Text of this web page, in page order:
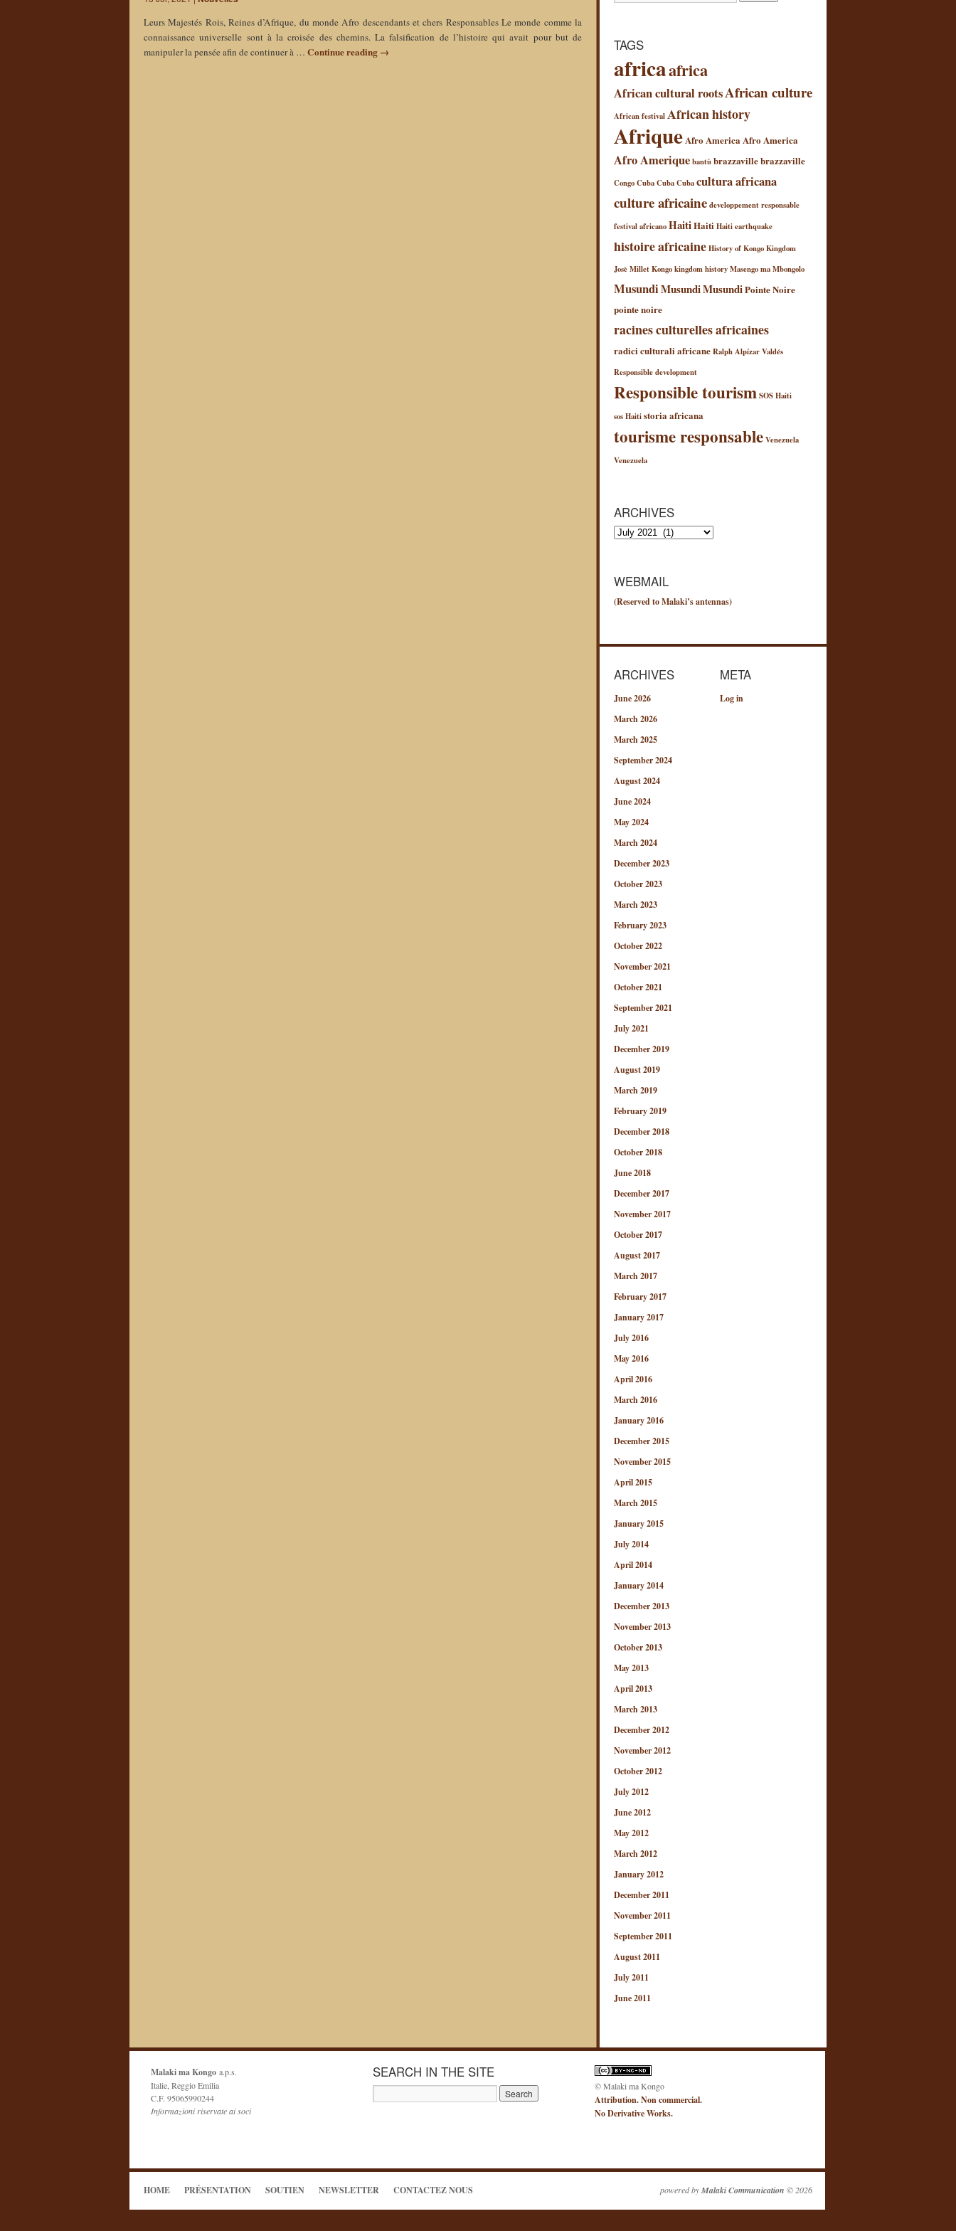
Leurs Majestés Rois, Reines d’Afrique, du monde Afro descendants et chers Responsables Le monde comme la
connaissance universelle sont à la croisée des chemins. La falsification de l’histoire qui avait pour but de
manipuler la pensée afin de continuer à … Continue reading → TAGS
africaafrica
African cultural rootsAfrican culture
African festivalAfrican history
AfriqueAfro AmericaAfro America
Afro Ameriquebantùbrazzavillebrazzaville
CongoCubaCubaCubacultura africana
culture africainedeveloppement responsable
festival africanoHaitiHaitiHaiti earthquake
histoire africaineHistory of Kongo Kingdom
Josè MilletKongo kingdom historyMasengo ma Mbongolo
MusundiMusundiMusundiPointe Noire
pointe noire
racines culturelles africaines
radici culturali africaneRalph Alpízar Valdés
Responsible development
Responsible tourismSOS Haiti
sos Haitistoria africana
tourisme responsableVenezuela
Venezuela
ARCHIVES
Archives
WEBMAIL
(Reserved to Malaki’s antennas)
ARCHIVES
June 2026
March 2026
March 2025
September 2024
August 2024
June 2024
May 2024
March 2024
December 2023
October 2023
March 2023
February 2023
October 2022
November 2021
October 2021
September 2021
July 2021
December 2019
August 2019
March 2019
February 2019
December 2018
October 2018
June 2018
December 2017
November 2017
October 2017
August 2017
March 2017
February 2017
January 2017
July 2016
May 2016
April 2016
March 2016
January 2016
December 2015
November 2015
April 2015
March 2015
January 2015
July 2014
April 2014
January 2014
December 2013
November 2013
October 2013
May 2013
April 2013
March 2013
December 2012
November 2012
October 2012
July 2012
June 2012
May 2012
March 2012
January 2012
December 2011
November 2011
September 2011
August 2011
July 2011
June 2011
META
Log in
Malaki ma Kongo a.p.s.
Italie, Reggio Emilia
C.F. 95065990244
Informazioni riservate ai soci
SEARCH IN THE SITE
© Malaki ma Kongo
Attribution. Non commercial.
No Derivative Works.
HOME PRÉSENTATION SOUTIEN NEWSLETTER CONTACTEZ NOUS powered byMalaki Communication © 2026